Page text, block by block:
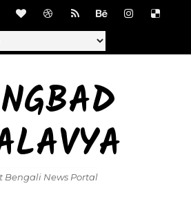
Bengali News Portal